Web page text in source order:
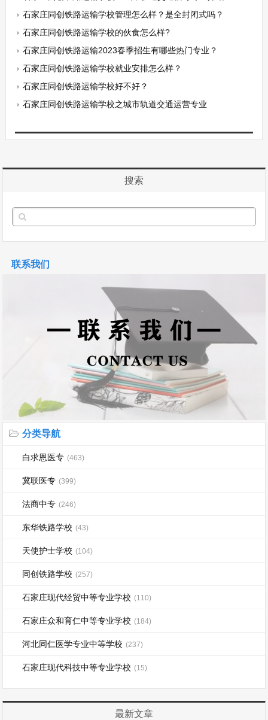
石家庄同创铁路运输学校管理怎么样？是全封闭式吗？
石家庄同创铁路运输学校的伙食怎么样?
石家庄同创铁路运输2023春季招生有哪些热门专业？
石家庄同创铁路运输学校就业安排怎么样？
石家庄同创铁路运输学校好不好？
石家庄同创铁路运输学校之城市轨道交通运营专业
搜索
联系我们
分类导航
白求恩医专 (463)
冀联医专 (399)
法商中专 (246)
东华铁路学校 (43)
天使护士学校 (104)
同创铁路学校 (257)
石家庄现代经贸中等专业学校 (110)
石家庄众和育仁中等专业学校 (184)
河北同仁医学专业中等学校 (237)
石家庄现代科技中等专业学校 (15)
最新文章